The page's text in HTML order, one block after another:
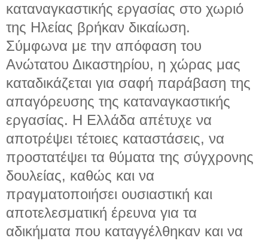
καταναγκαστικής εργασίας στο χωριό
της Ηλείας βρήκαν δικαίωση.
Σύμφωνα με την απόφαση του
Ανώτατου Δικαστηρίου, η χώρας μας
καταδικάζεται για σαφή παράβαση της
απαγόρευσης της καταναγκαστικής
εργασίας. Η Ελλάδα απέτυχε να
αποτρέψει τέτοιες καταστάσεις, να
προστατέψει τα θύματα της σύγχρονης
δουλείας, καθώς και να
πραγματοποιήσει ουσιαστική και
αποτελεσματική έρευνα για τα
αδικήματα που καταγγέλθηκαν και να